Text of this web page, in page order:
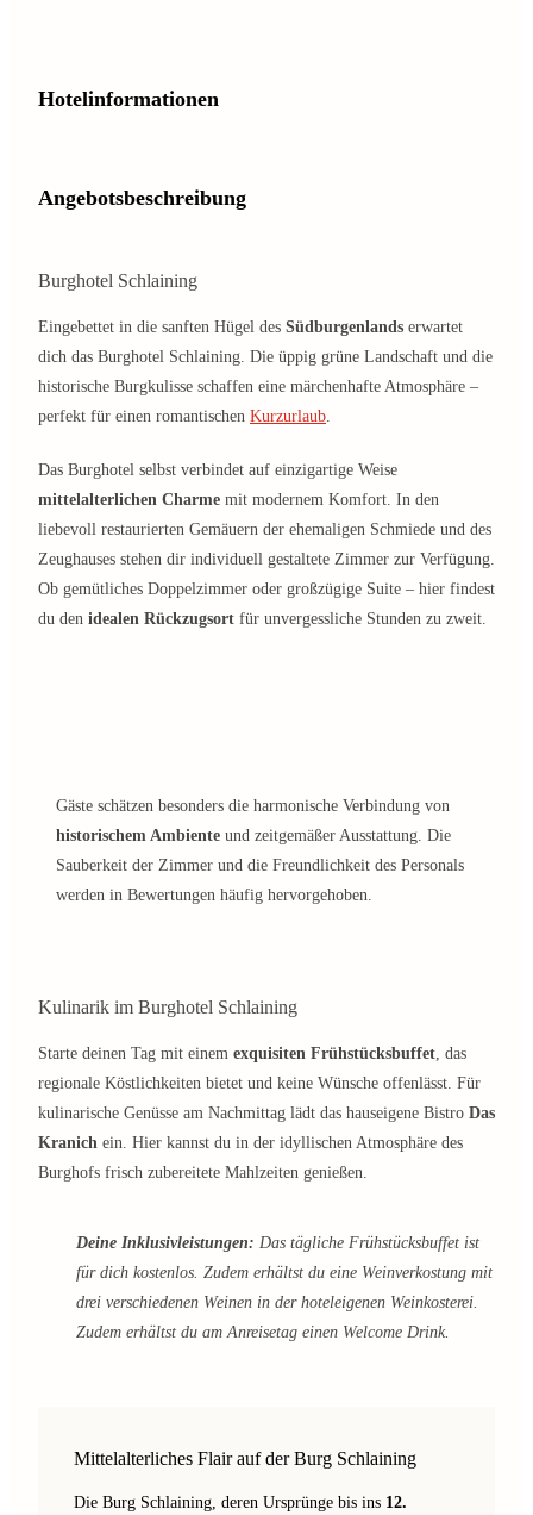
Hotelinformationen
Angebotsbeschreibung
Burghotel Schlaining
Eingebettet in die sanften Hügel des Südburgenlands erwartet
dich das Burghotel Schlaining. Die üppig grüne Landschaft und die
historische Burgkulisse schaffen eine märchenhafte Atmosphäre –
perfekt für einen romantischen Kurzurlaub
Das Burghotel selbst verbindet auf einzigartige Weise
mittelalterlichen Charme mit modernem Komfort. In den
liebevoll restaurierten Gemäuern der ehemaligen Schmiede und des
Zeughauses stehen dir individuell gestaltete Zimmer zur Verfügung.
Ob gemütliches Doppelzimmer oder großzügige Suite – hier findest
du den idealen Rückzugsort für unvergessliche Stunden zu zweit.
Gäste schätzen besonders die harmonische Verbindung von
historischem Ambiente und zeitgemäßer Ausstattung. Die
Sauberkeit der Zimmer und die Freundlichkeit des Personals
werden in Bewertungen häufig hervorgehoben.
Kulinarik im Burghotel Schlaining
Starte deinen Tag mit einem exquisiten Frühstücksbuffet , das
regionale Köstlichkeiten bietet und keine Wünsche offenlässt. Für
kulinarische Genüsse am Nachmittag lädt das hauseigene Bistro Das
Kranich ein. Hier kannst du in der idyllischen Atmosphäre des
Burghofs frisch zubereitete Mahlzeiten genießen.
Deine Inklusivleistungen: Das tägliche Frühstücksbuffet ist
für dich kostenlos. Zudem erhältst du eine Weinverkostung mit
drei verschiedenen Weinen in der hoteleigenen Weinkosterei.
Zudem erhältst du am Anreisetag einen Welcome Drink.
Mittelalterliches Flair auf der Burg Schlaining
Die Burg Schlaining, deren Ursprünge bis ins 12.